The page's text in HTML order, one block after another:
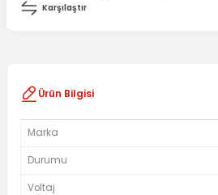
Karşılaştır
Ürün Bilgisi
Marka
Durumu
Voltaj